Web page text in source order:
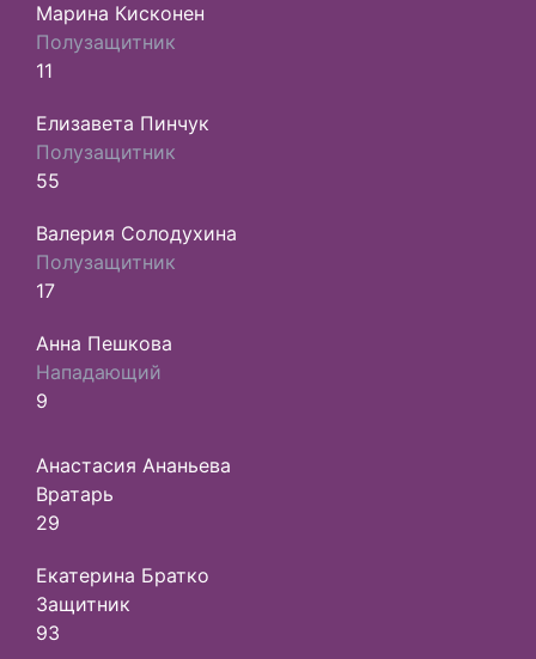
Марина Кисконен
Полузащитник
11
Елизавета Пинчук
Полузащитник
55
Валерия Солодухина
Полузащитник
17
Анна Пешкова
Нападающий
9
Анастасия Ананьева
Вратарь
29
Екатерина Братко
Защитник
93